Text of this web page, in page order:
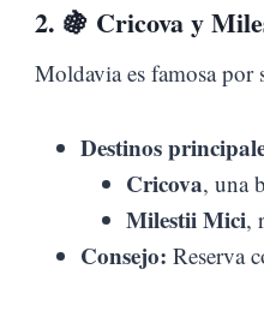
2. 🍇 Cricova y
Moldavia es famosa por
Destinos
Cricova, una
Milestii Mici,
Consejo: Reserva